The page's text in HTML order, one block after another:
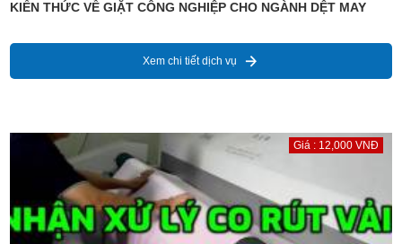
KIẾN THỨC VỀ GIẶT CÔNG NGHIỆP CHO NGÀNH DỆT MAY
Xem chi tiết dịch vụ
Giá : 12,000 VNĐ